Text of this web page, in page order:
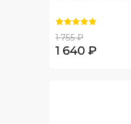
1 755 ₽
1 640 ₽